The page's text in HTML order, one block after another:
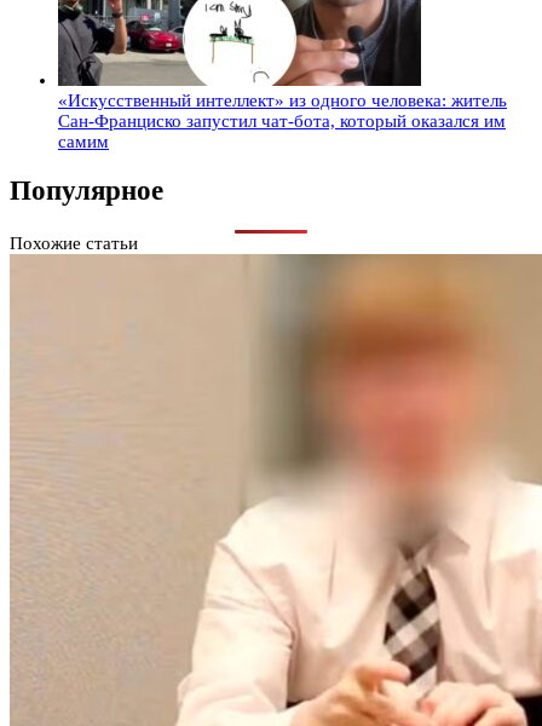
«Искусственный интеллект» из одного человека: житель
Сан-Франциско запустил чат-бота, который оказался им
самим
Популярное
Похожие статьи